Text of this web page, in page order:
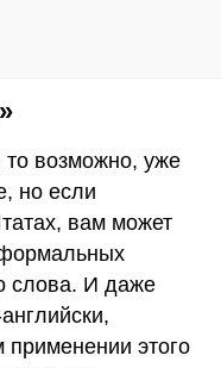
то возможно, уже
но если
вам может
слова. И даже
этого